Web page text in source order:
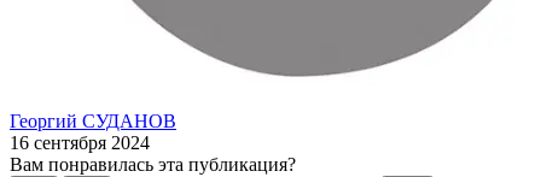
Георгий СУДАНОВ
16 сентября 2024
Вам понравилась эта публикация?